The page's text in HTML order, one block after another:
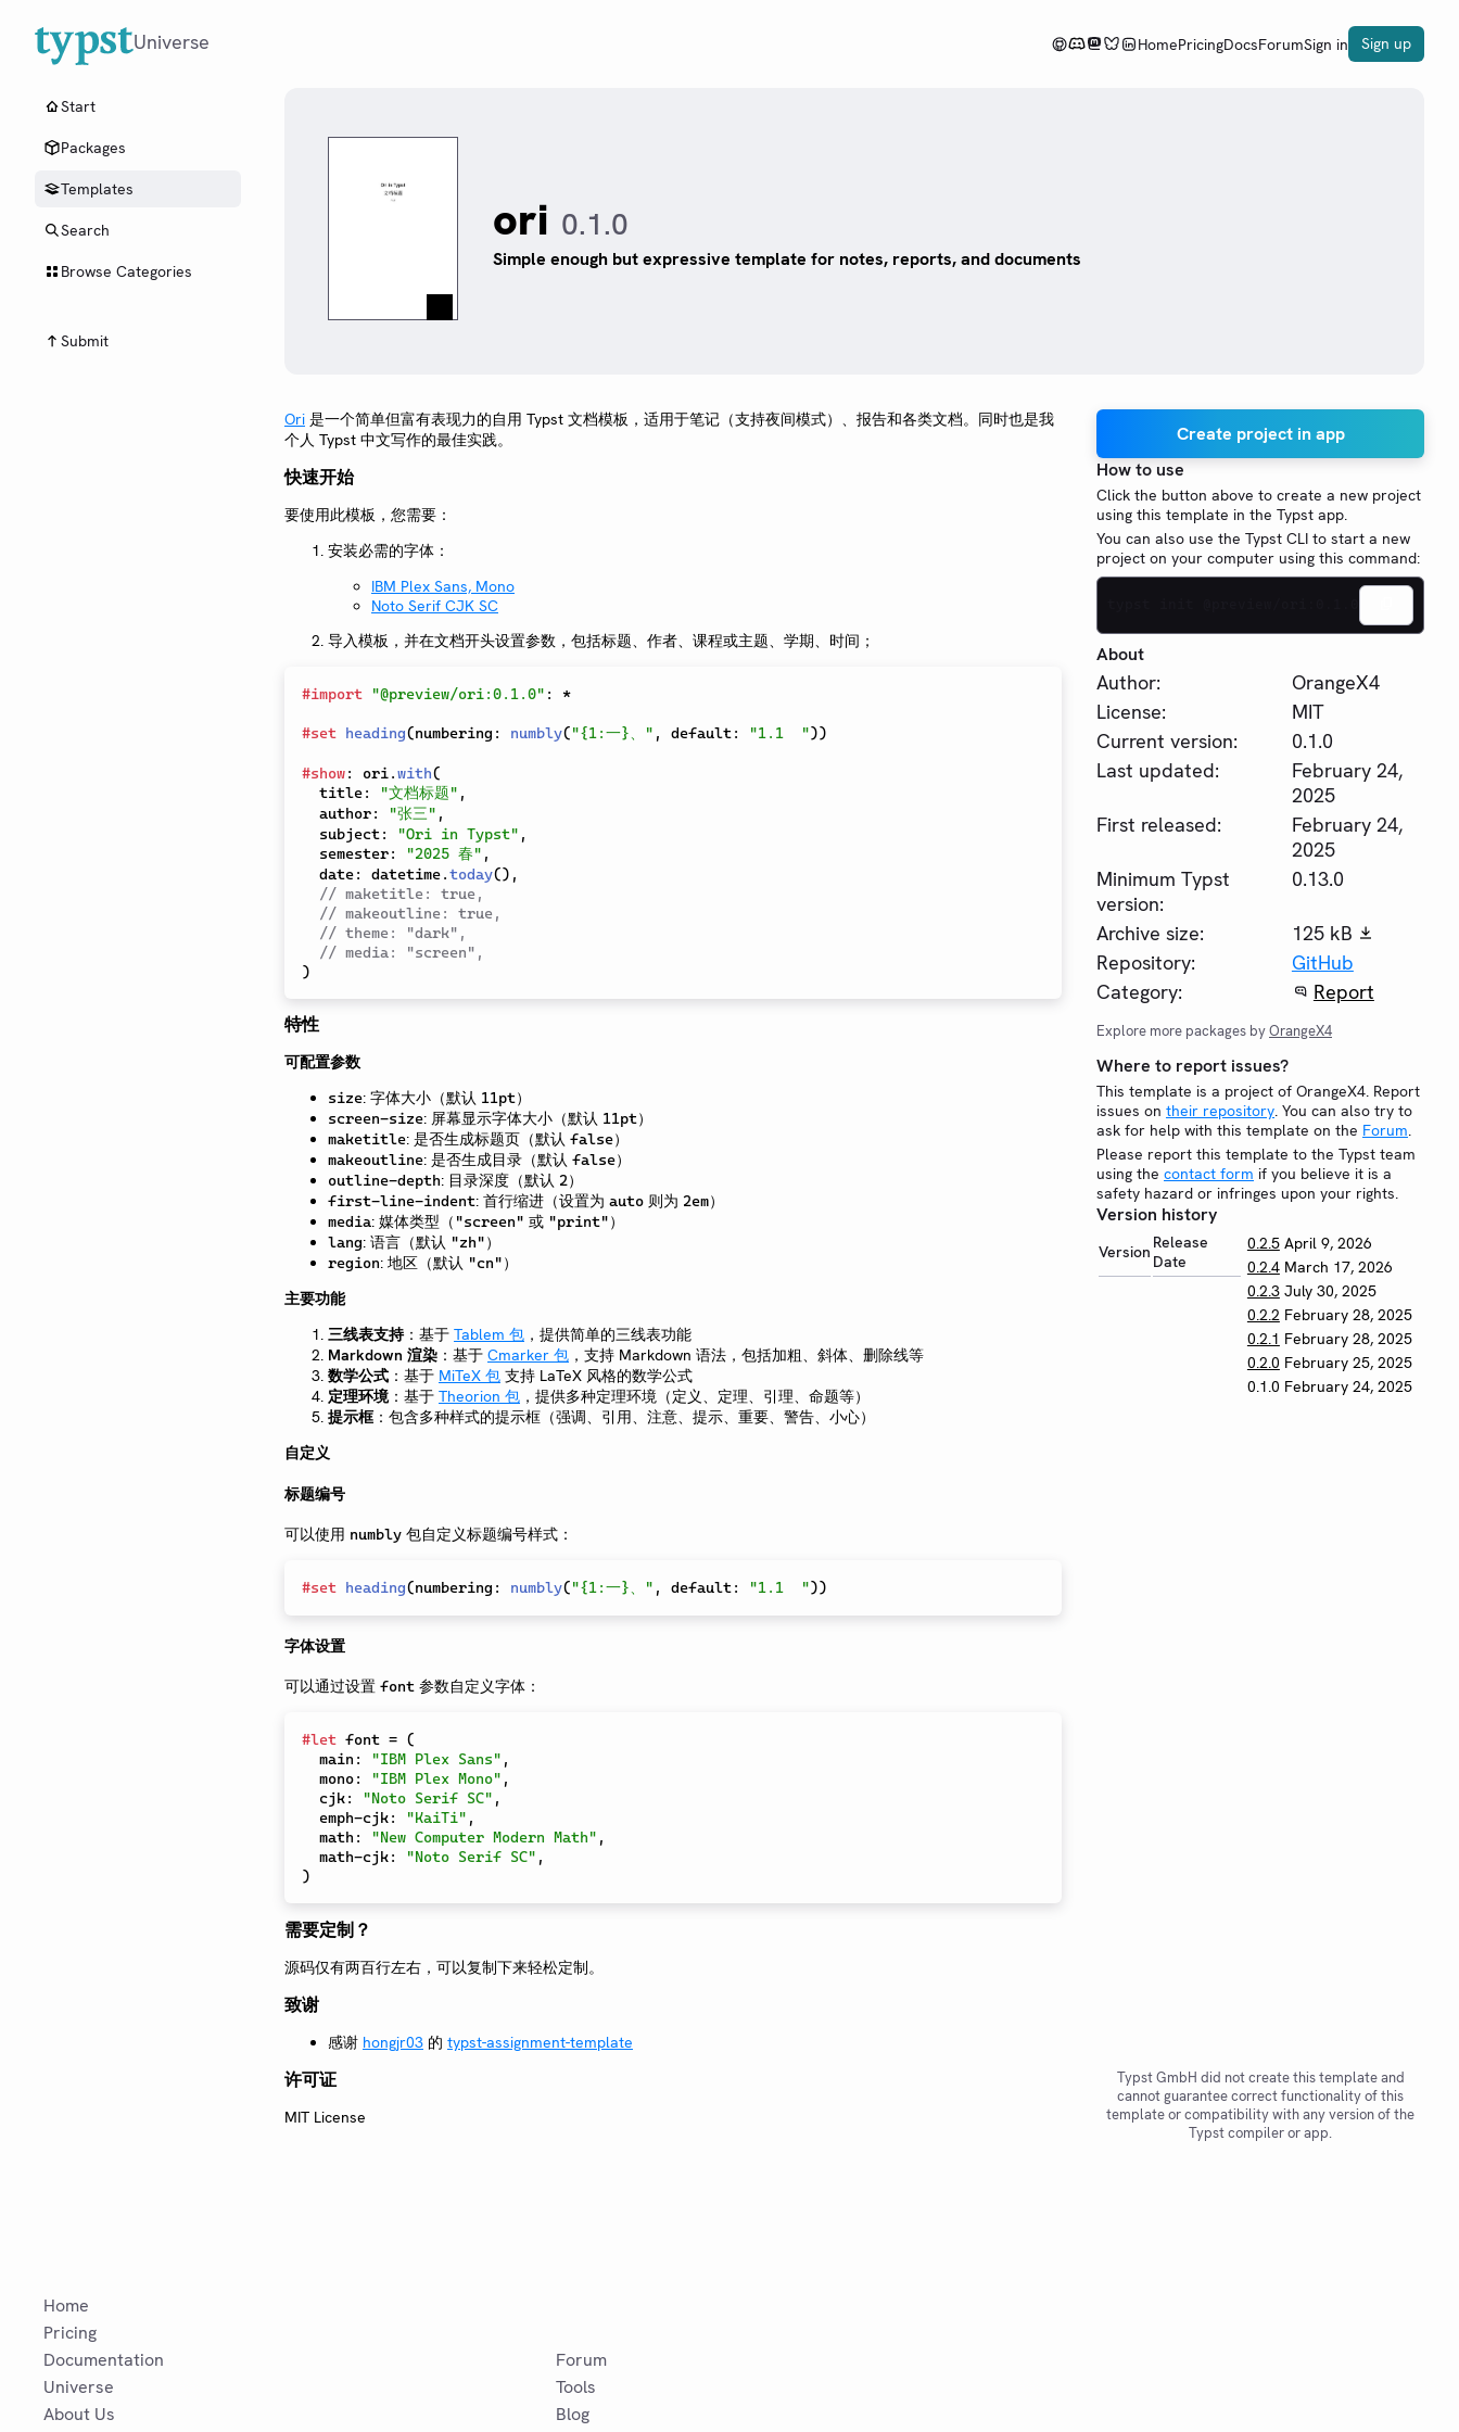
Universe HomePricingDocsForumSign in Sign up
Start
Packages
Templates
Search
Browse Categories
Submit
ori 0.1.0
Simple enough but expressive template for notes, reports, and documents
Ori 是一个简单但富有表现力的自用 Typst 文档模板，适用于笔记（支持夜间模式）、报告和各类文档。同时也是我
个人 Typst 中文写作的最佳实践。
快速开始
要使用此模板，您需要：
安装必需的字体：
IBM Plex Sans, Mono
Noto Serif CJK SC
导入模板，并在文档开头设置参数，包括标题、作者、课程或主题、学期、时间；
#import "@preview/ori:0.1.0" : *
#set heading(numbering : numbly("{1:一}、" , default : "1.1  "))
#show: ori.with(
  title
: "文档标题" ,
  author
: "张三" ,
  subject
: "Ori in Typst" ,
  semester
: "2025 春" ,
  date
: datetime.today() ,
// maketitle: true,
// makeoutline: true,
// theme: "dark",
// media: "screen",
)
特性
可配置参数
size: 字体大小（默认 11pt）
screen-size: 屏幕显示字体大小（默认 11pt）
maketitle: 是否生成标题页（默认 false）
makeoutline: 是否生成目录（默认 false）
outline-depth: 目录深度（默认 2）
first-line-indent: 首行缩进（设置为 auto 则为 2em）
media: 媒体类型（ "screen" 或 "print"）
lang: 语言（默认 "zh"）
region: 地区（默认 "cn"）
主要功能
三线表支持：基于 Tablem 包 ，提供简单的三线表功能
Markdown 渲染 ：基于 Cmarker 包 ，支持 Markdown 语法，包括加粗、斜体、删除线等
数学公式 ：基于 MiTeX 包 支持 LaTeX 风格的数学公式
定理环境：基于 Theorion 包 ，提供多种定理环境（定义、定理、引理、命题等）
提示框：包含多种样式的提示框（强调、引用、注意、提示、重要、警告、小心）
自定义
标题编号
可以使用 numbly 包自定义标题编号样式：
#set heading(numbering : numbly("{1:一}、" , default: "1.1  "))
字体设置
可以通过设置 font 参数自定义字体：
#let font = (
  main
: "IBM Plex Sans" ,
  mono
: "IBM Plex Mono" ,
  cjk
: "Noto Serif SC" ,
  emph-cjk
: "KaiTi" ,
  math
: "New Computer Modern Math" ,
  math-cjk
: "Noto Serif SC" ,
)
需要定制？
源码仅有两百行左右，可以复制下来轻松定制。
致谢
感谢 hongjr03 的 typst-assignment-template
许可证
MIT License
Create project in app
How to use
Click the button above to create a new project
using this template in the Typst app.
You can also use the Typst CLI to start a new
project on your computer using this command:
About
Author:
OrangeX4
License:
MIT
Current version:
0.1.0
Last updated:
February 24,
2025
First released:
February 24,
2025
Minimum Typst
version:
0.13.0
Archive size:
125 kB
Repository:
GitHub
Category:
Report
Explore more packages byOrangeX4
Where to report issues?
This template is a project of OrangeX4. Report
issues on their repository. You can also try to
ask for help with this template on the Forum.
Please report this template to the Typst team
using the contact form if you believe it is a
safety hazard or infringes upon your rights.
Version history
Version Release
Date
0.2.5 April 9, 2026
0.2.4 March 17, 2026
0.2.3 July 30, 2025
0.2.2 February 28, 2025
0.2.1 February 28, 2025
0.2.0 February 25, 2025
0.1.0 February 24, 2025
Typst GmbH did not create this template and
cannot guarantee correct functionality of this
template or compatibility with any version of the
Typst compiler or app.
Home
Pricing
Documentation
Universe
About Us
Forum
Tools
Blog